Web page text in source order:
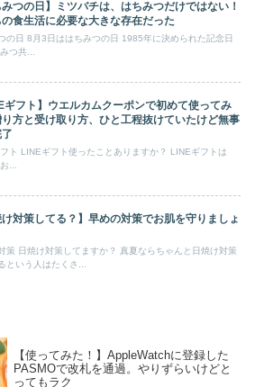
みつの日】ミツバチは、はちみつだけではない！
食生活に必要な大きな存在だった
の日 8月3日ははちみつの日 1985年に決められた記念日
つ共...
ギフト】ウエルカムクーポンで初めて使ってみ
方と受け取り方、ひと工程抜けていたけど無事
ト LINEギフト使ったことありますか？ LINEギフトは
...
け対策してる？】早めの対策でお肌を守りましょ
策 日焼け対策してますか？ 真夏ならちゃんと日焼け対策
という人はたくさ...
【使ってみた！】AppleWatchに登録した
PASMOで改札を通過。やりずらいけどと
ってもラク